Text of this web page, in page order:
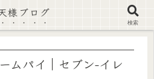
及び偽情報に注意 ▶確認する◀
ムパイ｜セブン-イレ
様ブログ
検索